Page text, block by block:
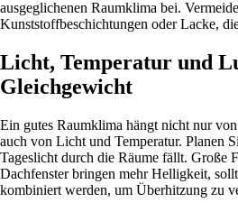
ausgeglichenen Raumklima bei.
Kunststoffbeschichtungen oder Lacke,
Licht, Temperatur und
Gleichgewicht
Ein gutes Raumklima hängt nicht nur
auch von Licht und Temperatur. Planen
Tageslicht durch die Räume fällt. Große
Dachfenster bringen mehr Helligkeit,
kombiniert werden, um Überhitzung zu